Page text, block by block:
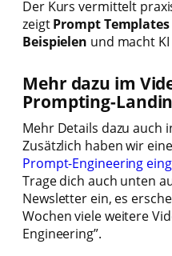
Der Kurs vermittelt
zeigtPrompt
Beispielen und macht
Mehr dazu im
Prompting-
Mehr Details dazu auch
Zusätzlich haben wir eine
Prompt-Engineering
Trage dich auch unten
Newsletter ein, es
Wochen viele weitere
Engineering”.